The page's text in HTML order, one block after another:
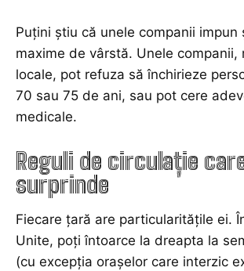
Puțini știu că unele companii impun
maxime de vârstă. Unele companii,
locale, pot refuza să închirieze
70 sau 75 de ani, sau pot cere
medicale.
Reguli de circulație
surprinde
Fiecare țară are particularitățile ei.
Unite, poți întoarce la dreapta la
(cu excepția orașelor care interzic